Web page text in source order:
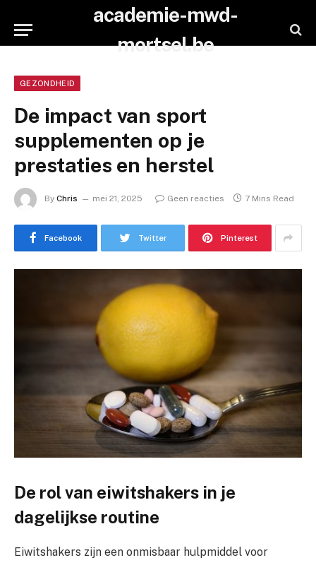
academie-mwd-
mortsel.be
GEZONDHEID
De impact van sport
supplementen op je
prestaties en herstel
By Chris mei 21, 2025 Geen reacties 7 Mins Read
Facebook Twitter Pinterest
De rol van eiwitshakers in je
dagelijkse routine
Eiwitshakers zijn een onmisbaar hulpmiddel voor